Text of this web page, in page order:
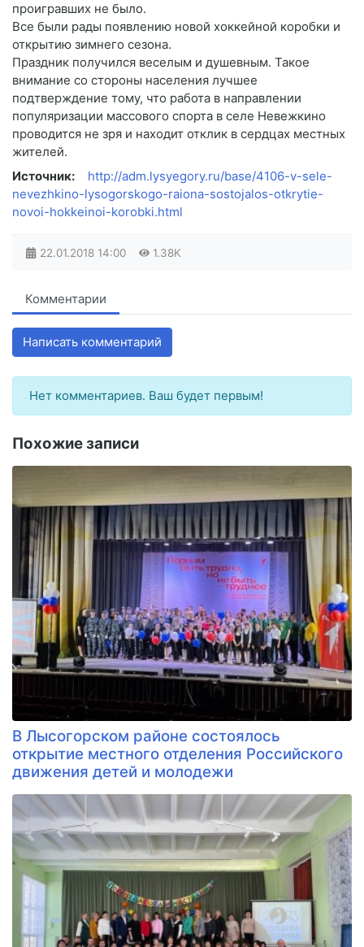
проигравших не было.
Все были рады появлению новой хоккейной коробки и
открытию зимнего сезона.
Праздник получился веселым и душевным. Такое
внимание со стороны населения лучшее
подтверждение тому, что работа в направлении
популяризации массового спорта в селе Невежкино
проводится не зря и находит отклик в сердцах местных
жителей.
Источник:
http://adm.lysyegory.ru/base/4106-v-sele-
nevezhkino-lysogorskogo-raiona-sostojalos-otkrytie-
novoi-hokkeinoi-korobki.html
22.01.2018 14:00 1.38K
Комментарии
Написать комментарий
Нет комментариев. Ваш будет первым!
Похожие записи
В Лысогорском районе состоялось
открытие местного отделения Российского
движения детей и молодежи